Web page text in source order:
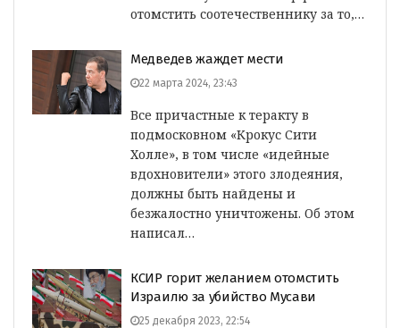
отомстить соотечественнику за то,…
Медведев жаждет мести
22 марта 2024, 23:43
Все причастные к теракту в
подмосковном «Крокус Сити
Холле», в том числе «идейные
вдохновители» этого злодеяния,
должны быть найдены и
безжалостно уничтожены. Об этом
написал…
КСИР горит желанием отомстить
Израилю за убийство Мусави
25 декабря 2023, 22:54